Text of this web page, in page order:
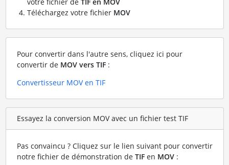
Téléchargez votre fichier MOV
Pour convertir dans l'autre sens, cliquez ici pour
convertir de MOV vers TIF:
Convertisseur MOV en TIF
Essayez la conversion MOV avec un fichier test TIF
Pas convaincu ? Cliquez sur le lien suivant pour convertir
notre fichier de démonstration de TIFen MOV: